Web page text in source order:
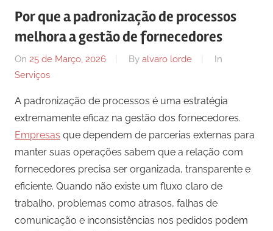
Por que a padronização de processos
melhora a gestão de fornecedores
On 25 de Março, 2026 By alvaro lorde
In
Serviços
A padronização de processos é uma estratégia
extremamente eficaz na gestão dos fornecedores.
Empresas que dependem de parcerias externas para
manter suas operações sabem que a relação com
fornecedores precisa ser organizada, transparente e
eficiente. Quando não existe um fluxo claro de
trabalho, problemas como atrasos, falhas de
comunicação e inconsistências nos pedidos podem